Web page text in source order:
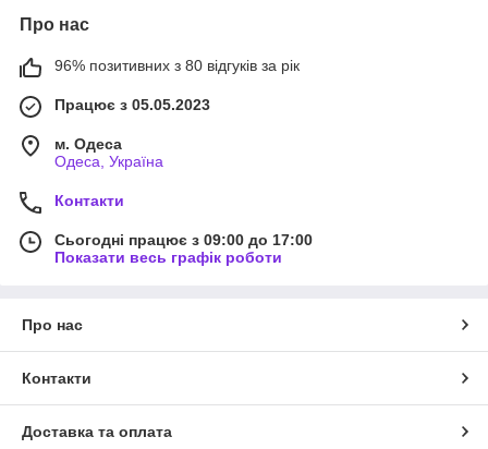
Про нас
96% позитивних з 80 відгуків за рік
Працює з 05.05.2023
м. Одеса
Одеса, Україна
Контакти
Сьогодні працює з 09:00 до 17:00
Показати весь графік роботи
Про нас
Контакти
Доставка та оплата